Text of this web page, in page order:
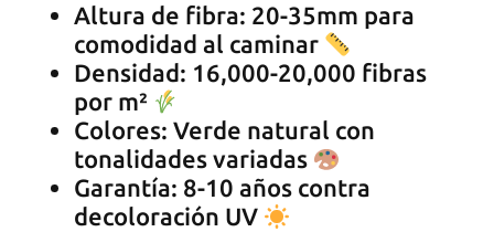
Altura de fibra: 20-35mm para
comodidad al caminar
Densidad: 16,000-20,000 fibras
por m²
Colores: Verde natural con
tonalidades variadas
Garantía: 8-10 años contra
decoloración UV